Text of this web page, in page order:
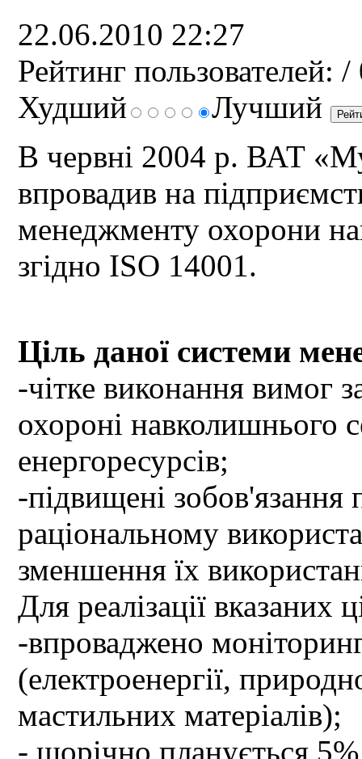
22.06.2010 22:27
Рейтинг пользователей: /
Худший
Лучший
В червні 2004 р. ВАТ
впровадив на
менеджменту охорони
згідно ISO 14001.
Ціль даної системи
-чітке виконання вимог
охороні навколишнього
енергоресурсів;
-підвищені зобов'язання
раціональному
зменшення їх
Для реалізації вказаних
-впроваджено
(електроенергії,
мастильних матеріалів);
- щорічно планується